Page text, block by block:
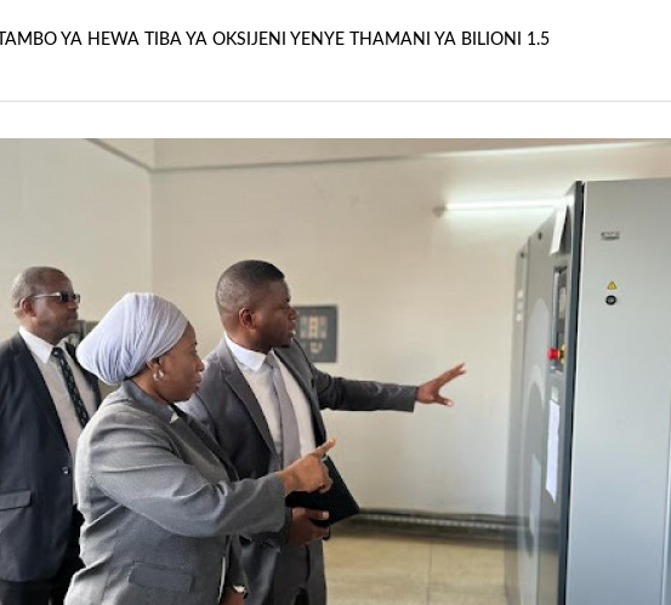
YA HEWA TIBA YA OKSIJENI YENYE THAMANI YA BILIONI 1.5